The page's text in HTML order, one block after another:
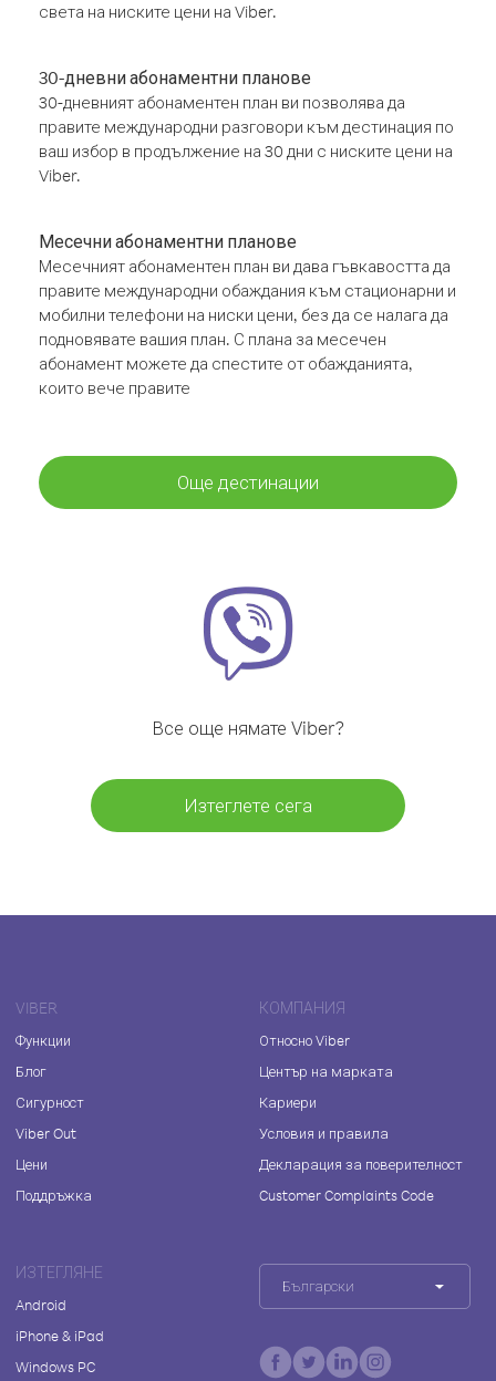
света на ниските цени на Viber.
30-дневни абонаментни планове
30-дневният абонаментен план ви позволява да
правите международни разговори към дестинация по
ваш избор в продължение на 30 дни с ниските цени на
Viber.
Месечни абонаментни планове
Месечният абонаментен план ви дава гъвкавостта да
правите международни обаждания към стационарни и
мобилни телефони на ниски цени, без да се налага да
подновявате вашия план. С плана за месечен
абонамент можете да спестите от обажданията,
които вече правите
Още дестинации
Все още нямате Viber?
Изтеглете сега
VIBER
Функции
Блог
Сигурност
Viber Out
Цени
Поддръжка
КОМПАНИЯ
Относно Viber
Център на марката
Кариери
Условия и правила
Декларация за поверителност
Customer Complaints Code
ИЗТЕГЛЯНЕ
Android
iPhone & iPad
Windows PC
Български